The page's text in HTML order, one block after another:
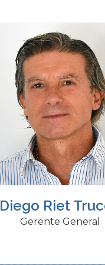
Diego Riet
Gerente General